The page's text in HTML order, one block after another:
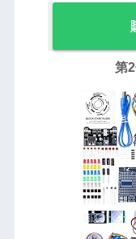
第